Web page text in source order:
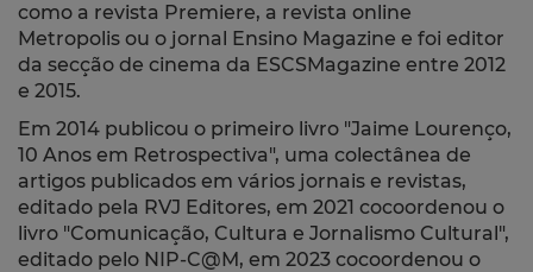
como a revista Premiere, a revista online
Metropolis ou o jornal Ensino Magazine e foi editor
da secção de cinema da ESCSMagazine entre 2012
e 2015.
Em 2014 publicou o primeiro livro "Jaime Lourenço,
10 Anos em Retrospectiva", uma colectânea de
artigos publicados em vários jornais e revistas,
editado pela RVJ Editores, em 2021 cocoordenou o
livro "Comunicação, Cultura e Jornalismo Cultural",
editado pelo NIP-C@M, em 2023 cocoordenou o